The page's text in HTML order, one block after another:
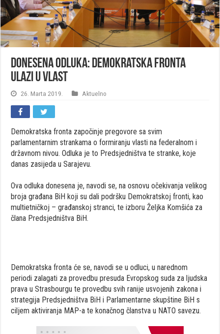
Donesena odluka: Demokratska fronta
ulazi u vlast
26. Marta 2019. Aktuelno
Demokratska fronta započinje pregovore sa svim
parlamentarnim strankama o formiranju vlasti na federalnom i
državnom nivou. Odluka je to Predsjedništva te stranke, koje
danas zasijeda u Sarajevu.
Ova odluka donesena je, navodi se, na osnovu očekivanja velikog
broja građana BiH koji su dali podršku Demokratskoj fronti, kao
multietničkoj – građanskoj stranci, te izboru Željka Komšića za
člana Predsjedništva BiH.
Demokratska fronta će se, navodi se u odluci, u narednom
periodi zalagati za provedbu presuda Evropskog suda za ljudska
prava u Strasbourgu te provedbu svih ranije usvojenih zakona i
strategija Predsjedništva BiH i Parlamentarne skupštine BiH s
ciljem aktiviranja MAP-a te konačnog članstva u NATO savezu.